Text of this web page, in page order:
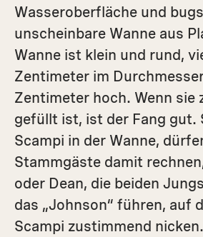
Wasseroberfläche und
unscheinbare Wanne aus
Wanne ist klein und rund,
Zentimeter im
Zentimeter hoch. Wenn sie
gefüllt ist, ist der Fang gut.
Scampi in der Wanne,
Stammgäste damit
oder Dean, die beiden
das „Johnson“ führen, auf
Scampi zustimmend